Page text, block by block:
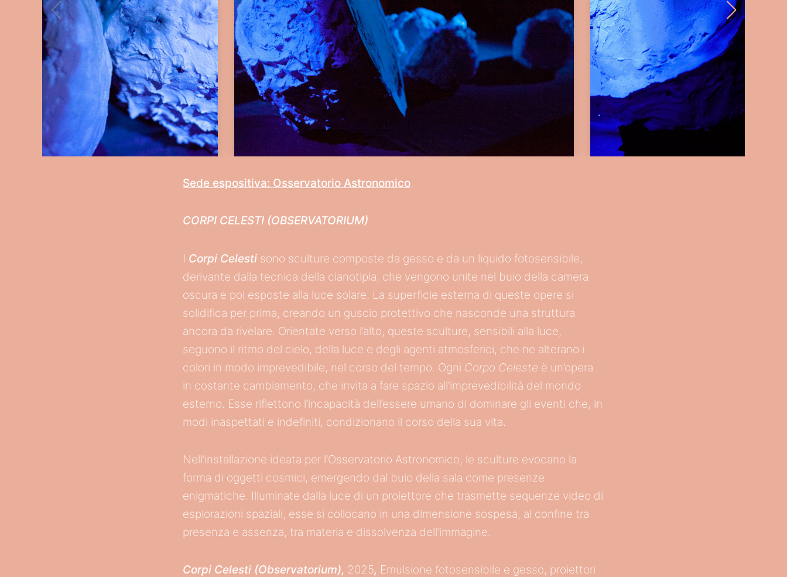
Sede espositiva: Osservatorio Astronomico
CORPI CELESTI (OBSERVATORIUM)
I Corpi Celesti sono sculture composte da gesso e da un liquido fotosensibile,
derivante dalla tecnica della cianotipia, che vengono unite nel buio della camera
oscura e poi esposte alla luce solare. La superficie esterna di queste opere si
solidifica per prima, creando un guscio protettivo che nasconde una struttura
ancora da rivelare. Orientate verso l’alto, queste sculture, sensibili alla luce,
seguono il ritmo del cielo, della luce e degli agenti atmosferici, che ne alterano i
colori in modo imprevedibile, nel corso del tempo. Ogni Corpo Celeste è un’opera
in costante cambiamento, che invita a fare spazio all’imprevedibilità del mondo
esterno. Esse riflettono l’incapacità dell’essere umano di dominare gli eventi che, in
modi inaspettati e indefiniti, condizionano il corso della sua vita.
Nell’installazione ideata per l’Osservatorio Astronomico, le sculture evocano la
forma di oggetti cosmici, emergendo dal buio della sala come presenze
enigmatiche. Illuminate dalla luce di un proiettore che trasmette sequenze video di
esplorazioni spaziali, esse si collocano in una dimensione sospesa, al confine tra
presenza e assenza, tra materia e dissolvenza dell’immagine.
Corpi Celesti (Observatorium), 2025, Emulsione fotosensibile e gesso, proiettori